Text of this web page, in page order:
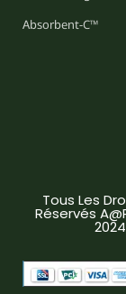
Absorbent-C™
Tous Les
Réservés
2024